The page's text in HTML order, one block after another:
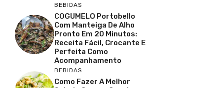
BEBIDAS
COGUMELO Portobello
Com Manteiga De Alho
Pronto Em 20 Minutos:
Receita Fácil, Crocante E
Perfeita Como
Acompanhamento
BEBIDAS
Como Fazer A Melhor